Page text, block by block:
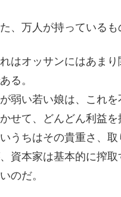
た、万人が持っている
はオッサンにはあま
る。
弱い若い娘は、これ
せて、どんどん利益を
うちはその貴重さ、
資本家は基本的に搾
のだ。